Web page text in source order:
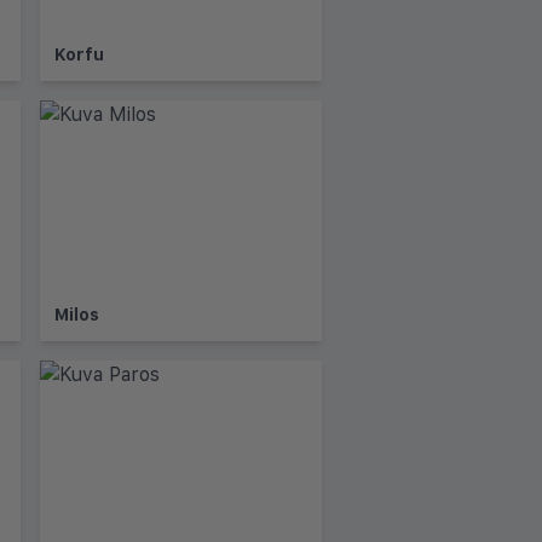
Korfu
Milos